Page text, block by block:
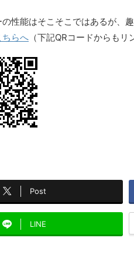
性能はそこそこではあるが、
ちらへ （下記QRコードからもリ
Post
LINE